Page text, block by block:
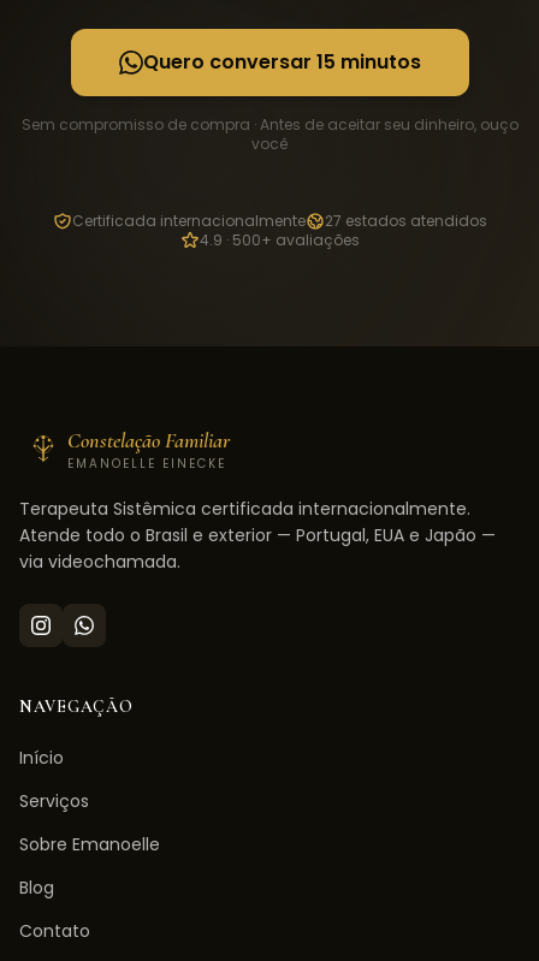
Quero conversar 15 minutos
Sem compromisso de compra · Antes de aceitar seu dinheiro, ouço
você
Certificada internacionalmente
27 estados atendidos
4.9 · 500+ avaliações
Constelação Familiar
EMANOELLE EINECKE
Terapeuta Sistêmica certificada internacionalmente.
Atende todo o Brasil e exterior — Portugal, EUA e Japão —
via videochamada.
NAVEGAÇÃO
Início
Serviços
Sobre Emanoelle
Blog
Contato